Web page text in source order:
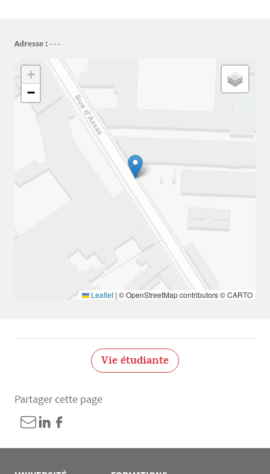
Adresse :- - -
Géolocalisation
+
−
Leaflet | © OpenStreetMap contributors © CARTO
Vie étudiante
Partager cette page